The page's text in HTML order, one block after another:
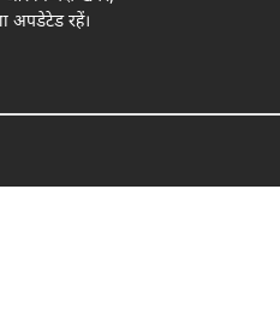
अपडेटेड रहें।